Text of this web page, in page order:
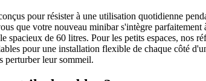
pour résister à une utilisation quotidienne
que votre nouveau minibar s'intègre
spacieux de 60 litres. Pour les petits espaces, nos
pour une installation flexible de chaque côté
perturber leur sommeil.